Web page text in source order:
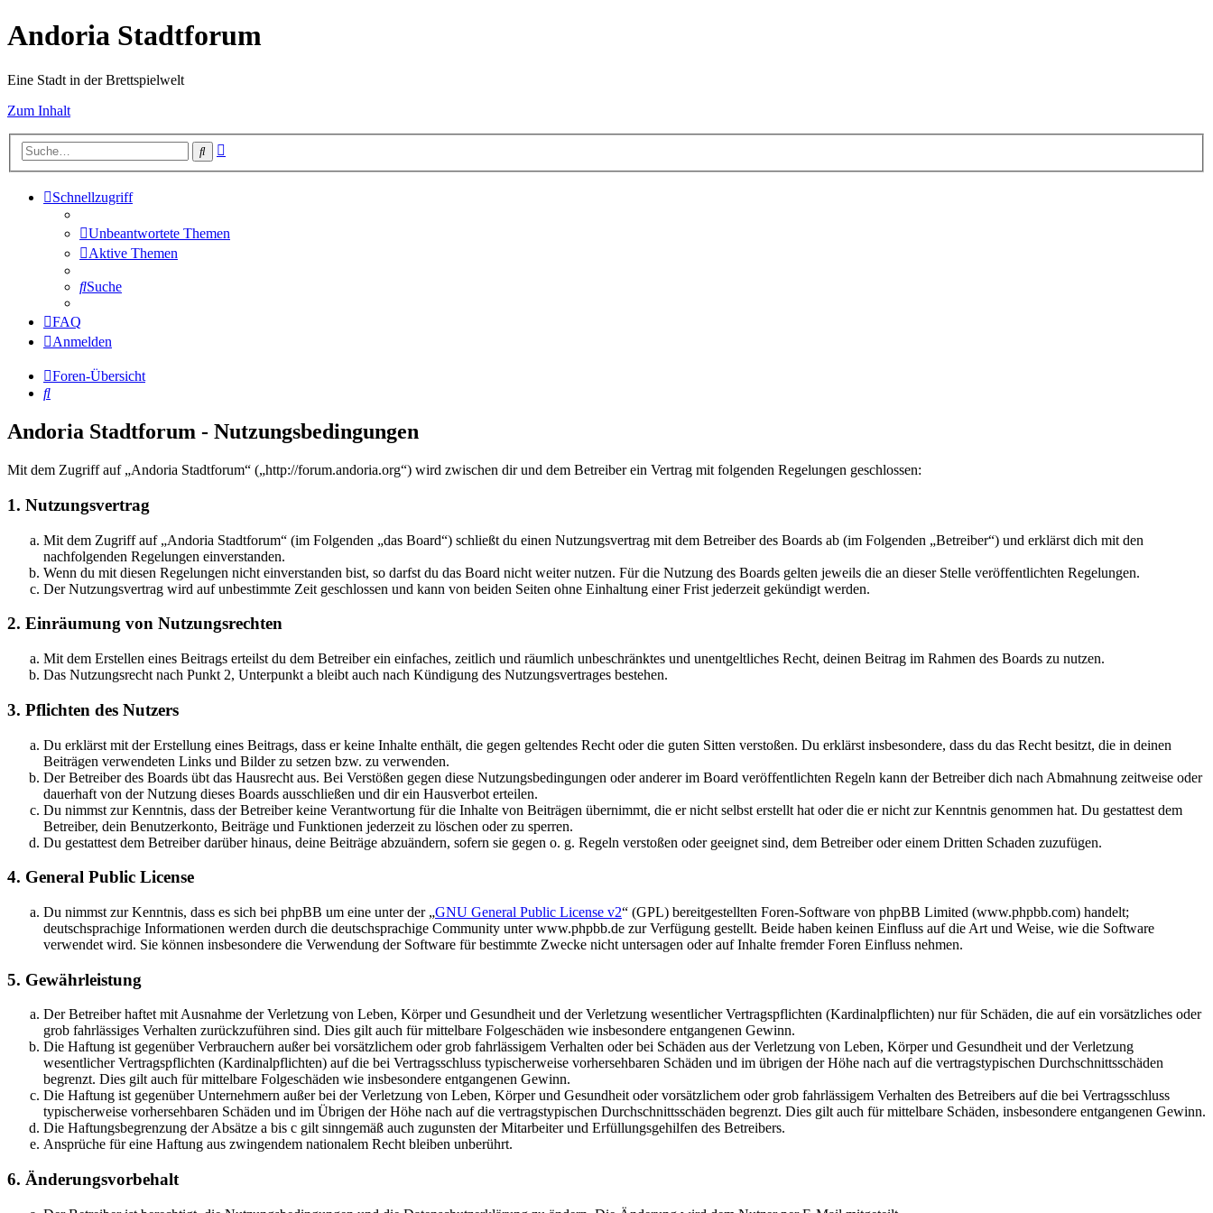
Andoria Stadtforum
Eine Stadt in der Brettspielwelt
Zum Inhalt
Suche
Schnellzugriff
Unbeantwortete Themen
Aktive Themen
Suche
FAQ
Anmelden
Foren-Übersicht
Suche
Andoria Stadtforum - Nutzungsbedingungen
Mit dem Zugriff auf „Andoria Stadtforum“ („http://forum.andoria.org“) wird zwischen dir und dem Betreiber ein Vertrag mit folgenden Regelungen geschlossen:
1. Nutzungsvertrag
Mit dem Zugriff auf „Andoria Stadtforum“ (im Folgenden „das Board“) schließt du einen Nutzungsvertrag mit dem Betreiber des Boards ab (im Folgenden „Betreiber“) und erklärst dich mit den
nachfolgenden Regelungen einverstanden.
Wenn du mit diesen Regelungen nicht einverstanden bist, so darfst du das Board nicht weiter nutzen. Für die Nutzung des Boards gelten jeweils die an dieser Stelle veröffentlichten Regelungen.
Der Nutzungsvertrag wird auf unbestimmte Zeit geschlossen und kann von beiden Seiten ohne Einhaltung einer Frist jederzeit gekündigt werden.
2. Einräumung von Nutzungsrechten
Mit dem Erstellen eines Beitrags erteilst du dem Betreiber ein einfaches, zeitlich und räumlich unbeschränktes und unentgeltliches Recht, deinen Beitrag im Rahmen des Boards zu nutzen.
Das Nutzungsrecht nach Punkt 2, Unterpunkt a bleibt auch nach Kündigung des Nutzungsvertrages bestehen.
3. Pflichten des Nutzers
Du erklärst mit der Erstellung eines Beitrags, dass er keine Inhalte enthält, die gegen geltendes Recht oder die guten Sitten verstoßen. Du erklärst insbesondere, dass du das Recht besitzt, die in deinen
Beiträgen verwendeten Links und Bilder zu setzen bzw. zu verwenden.
Der Betreiber des Boards übt das Hausrecht aus. Bei Verstößen gegen diese Nutzungsbedingungen oder anderer im Board veröffentlichten Regeln kann der Betreiber dich nach Abmahnung zeitweise oder
dauerhaft von der Nutzung dieses Boards ausschließen und dir ein Hausverbot erteilen.
Du nimmst zur Kenntnis, dass der Betreiber keine Verantwortung für die Inhalte von Beiträgen übernimmt, die er nicht selbst erstellt hat oder die er nicht zur Kenntnis genommen hat. Du gestattest dem
Betreiber, dein Benutzerkonto, Beiträge und Funktionen jederzeit zu löschen oder zu sperren.
Du gestattest dem Betreiber darüber hinaus, deine Beiträge abzuändern, sofern sie gegen o. g. Regeln verstoßen oder geeignet sind, dem Betreiber oder einem Dritten Schaden zuzufügen.
4. General Public License
Du nimmst zur Kenntnis, dass es sich bei phpBB um eine unter der „GNU General Public License v2“ (GPL) bereitgestellten Foren-Software von phpBB Limited (www.phpbb.com) handelt;
deutschsprachige Informationen werden durch die deutschsprachige Community unter www.phpbb.de zur Verfügung gestellt. Beide haben keinen Einfluss auf die Art und Weise, wie die Software
verwendet wird. Sie können insbesondere die Verwendung der Software für bestimmte Zwecke nicht untersagen oder auf Inhalte fremder Foren Einfluss nehmen.
5. Gewährleistung
Der Betreiber haftet mit Ausnahme der Verletzung von Leben, Körper und Gesundheit und der Verletzung wesentlicher Vertragspflichten (Kardinalpflichten) nur für Schäden, die auf ein vorsätzliches oder
grob fahrlässiges Verhalten zurückzuführen sind. Dies gilt auch für mittelbare Folgeschäden wie insbesondere entgangenen Gewinn.
Die Haftung ist gegenüber Verbrauchern außer bei vorsätzlichem oder grob fahrlässigem Verhalten oder bei Schäden aus der Verletzung von Leben, Körper und Gesundheit und der Verletzung
wesentlicher Vertragspflichten (Kardinalpflichten) auf die bei Vertragsschluss typischerweise vorhersehbaren Schäden und im übrigen der Höhe nach auf die vertragstypischen Durchschnittsschäden
begrenzt. Dies gilt auch für mittelbare Folgeschäden wie insbesondere entgangenen Gewinn.
Die Haftung ist gegenüber Unternehmern außer bei der Verletzung von Leben, Körper und Gesundheit oder vorsätzlichem oder grob fahrlässigem Verhalten des Betreibers auf die bei Vertragsschluss
typischerweise vorhersehbaren Schäden und im Übrigen der Höhe nach auf die vertragstypischen Durchschnittsschäden begrenzt. Dies gilt auch für mittelbare Schäden, insbesondere entgangenen Gewinn.
Die Haftungsbegrenzung der Absätze a bis c gilt sinngemäß auch zugunsten der Mitarbeiter und Erfüllungsgehilfen des Betreibers.
Ansprüche für eine Haftung aus zwingendem nationalem Recht bleiben unberührt.
6. Änderungsvorbehalt